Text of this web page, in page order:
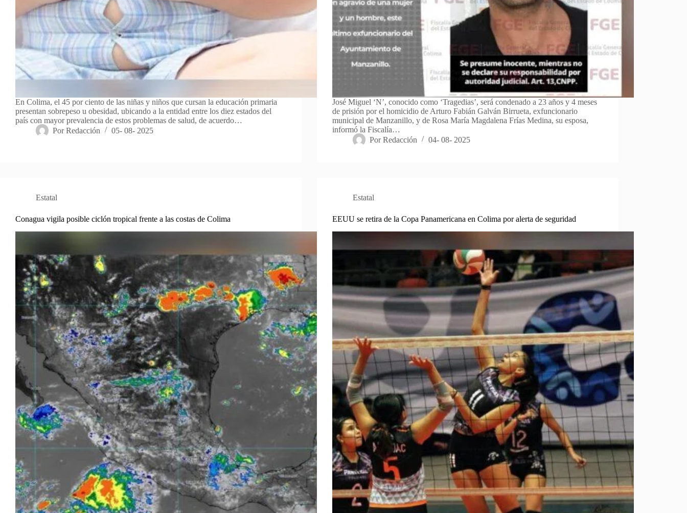
En Colima, el 45 por ciento de las niñas y niños que cursan la educación primaria
presentan sobrepeso u obesidad, ubicando a la entidad entre los diez estados del
país con mayor prevalencia de estos problemas de salud, de acuerdo…
Por Redacción 05- 08- 2025
José Miguel ‘N’, conocido como ‘Tragedias’, será condenado a 23 años y 4 meses
de prisión por el homicidio de Arturo Fabián Galván Birrueta, exfuncionario
municipal de Manzanillo, y de Rosa María Magdalena Frías Medina, su esposa,
informó la Fiscalía…
Por Redacción 04- 08- 2025
Estatal
Conagua vigila posible ciclón tropical frente a las costas de Colima
Estatal
EEUU se retira de la Copa Panamericana en Colima por alerta de seguridad